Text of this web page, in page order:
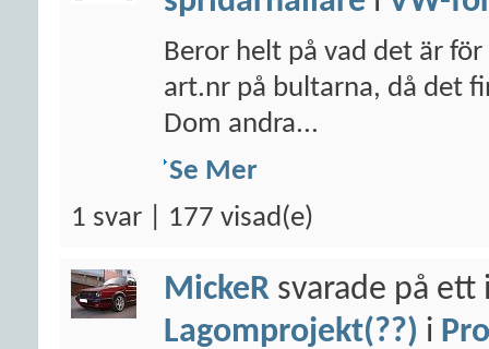
Beror helt på vad det är
art.nr på bultarna, då det
Dom andra...
Se Mer
1 svar | 177 visad(e)
MickeR svarade på ett
Lagomprojekt(??) i